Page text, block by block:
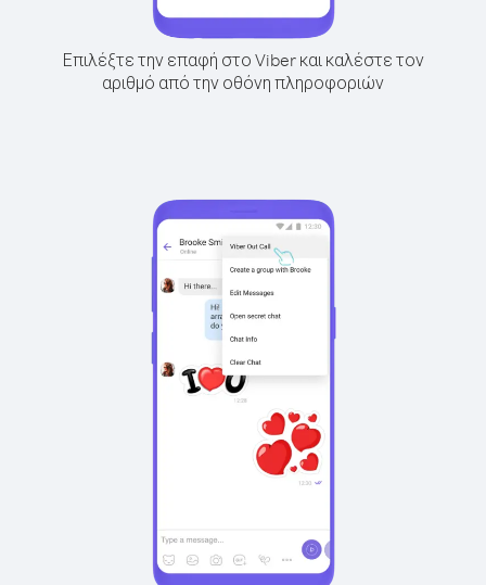
Επιλέξτε την επαφή στο Viber και καλέστε τον
αριθμό από την οθόνη πληροφοριών